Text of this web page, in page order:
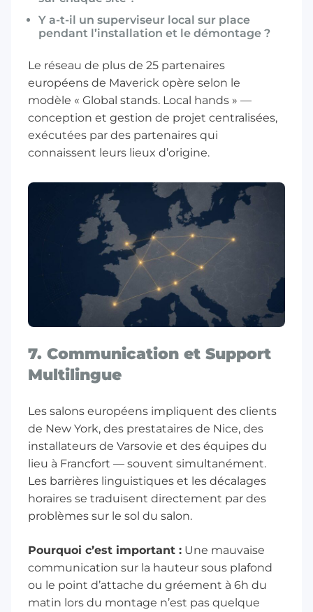
Y a-t-il un superviseur local sur place
pendant l’installation et le démontage ?
Le réseau de plus de 25 partenaires
européens de Maverick opère selon le
modèle « Global stands. Local hands » —
conception et gestion de projet centralisées,
exécutées par des partenaires qui
connaissent leurs lieux d’origine.
7. Communication et Support
Multilingue
Les salons européens impliquent des clients
de New York, des prestataires de Nice, des
installateurs de Varsovie et des équipes du
lieu à Francfort — souvent simultanément.
Les barrières linguistiques et les décalages
horaires se traduisent directement par des
problèmes sur le sol du salon.
Pourquoi c’est important : Une mauvaise
communication sur la hauteur sous plafond
ou le point d’attache du gréement à 6h du
matin lors du montage n’est pas quelque